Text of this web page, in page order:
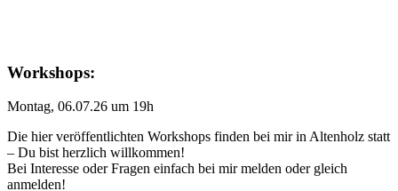
Workshops:
Montag, 06.07.26 um 19h
Die hier veröffentlichten Workshops finden bei mir in Altenholz statt
– Du bist herzlich willkommen!
Bei Interesse oder Fragen einfach bei mir melden oder gleich
anmelden!